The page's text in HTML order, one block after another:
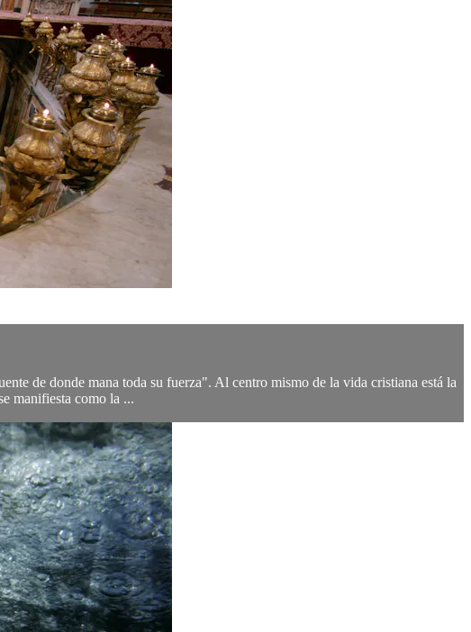
de donde mana toda su fuerza". Al centro mismo de la vida cristiana está la
manifiesta como la ...